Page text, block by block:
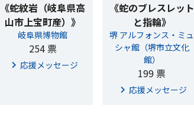
《蛇紋岩（岐阜県高
山市上宝町産）》
岐阜県博物館
254 票
応援メッセージ
《蛇のブレスレット
と指輪》
堺 アルフォンス・ミュ
シャ館（堺市立文化
館）
199 票
応援メッセージ